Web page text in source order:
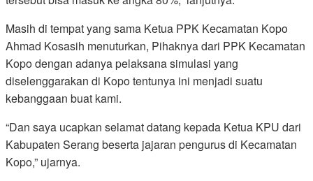
Masih di tempat yang sama Ketua PPK Kecamatan Kopo
Ahmad Kosasih menuturkan, Pihaknya dari PPK Kecamatan
Kopo dengan adanya pelaksana simulasi yang
diselenggarakan di Kopo tentunya ini menjadi suatu
kebanggaan buat kami.
“Dan saya ucapkan selamat datang kepada Ketua KPU dari
Kabupaten Serang beserta jajaran pengurus di Kecamatan
Kopo,” ujarnya.